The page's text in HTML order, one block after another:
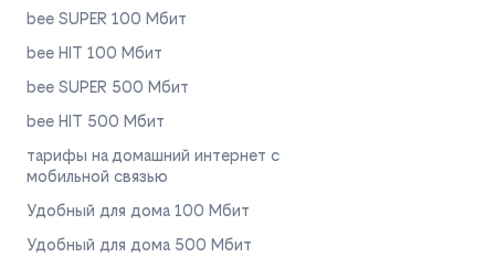
bee SUPER 100 Мбит
bee HIT 100 Мбит
bee SUPER 500 Мбит
bee HIT 500 Мбит
тарифы на домашний интернет с
мобильной связью
Удобный для дома 100 Мбит
Удобный для дома 500 Мбит